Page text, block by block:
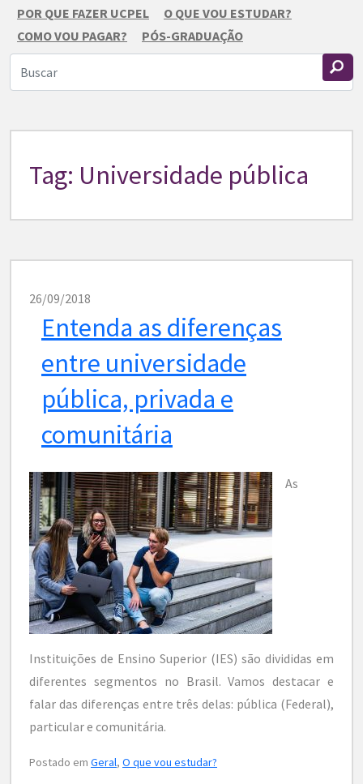
POR QUE FAZER UCPEL
O QUE VOU ESTUDAR?
COMO VOU PAGAR?
PÓS-GRADUAÇÃO
Tag: Universidade pública
26/09/2018
Entenda as diferenças
entre universidade
pública, privada e
comunitária
As
Instituições de Ensino Superior (IES) são divididas em
diferentes segmentos no Brasil. Vamos destacar e
falar das diferenças entre três delas: pública (Federal),
particular e comunitária.
Postado em Geral, O que vou estudar?